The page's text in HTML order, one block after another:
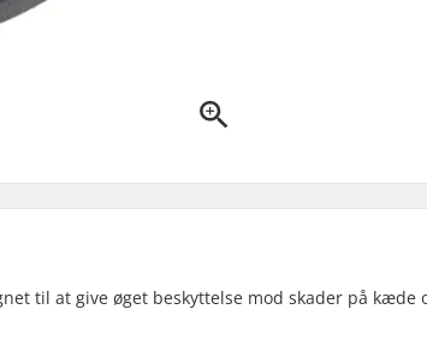
til at give øget beskyttelse mod skader på kæde